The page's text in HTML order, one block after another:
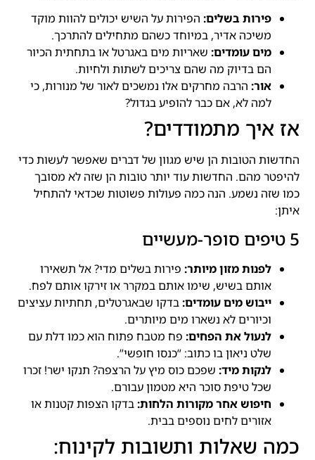
פירות בשלים: הפירות על השיש יכולים להוות מוקד
משיכה אדיר, במיוחד כשהם מתחילים להתרכך.
מים עומדים: שאריות מים באגרטל או בתחתית הכיור
הם בדיוק מה שהם צריכים לשתות ולחיות.
אור: הרבה מחרקים אלו נמשכים לאור של מנורות, כי
למה לא, אם כבר להופיע בגדול?
אז איך מתמודדים?
החדשות הטובות הן שיש מגוון של דברים שאפשר לעשות כדי
להיפטר מהם. החדשות עוד יותר טובות הן שזה לא מסובך
כמו שזה נשמע. הנה כמה פעולות פשוטות שכדאי להתחיל
איתן:
5 טיפים סופר-מעשיים
לפנות מזון מיותר: פירות בשלים מדי? אל תשאירו
אותם בשיש, שימו אותם במקרר או זירקו אותם לפח.
ייבוש מים עומדים:בדקו שבאגרטלים, תחתיות עציצים
וכיורים לא נשארו מים מיותרים.
לנעול את הפחים: פח מטבח פתוח הוא כמו דלת עם
שלט ניאון בו כתוב: “כנסו חופשי”.
לנקות מיד: שפכם כוס מיץ על הרצפה? תנקו ישר! זכרו
שכל טיפת סוכר היא מטמון עבורם.
חיפוש אחר מקורות הלחות:בדקו הצפות קטנות או
אזורים לחים נוספים בבית.
כמה שאלות ותשובות לקינוח: